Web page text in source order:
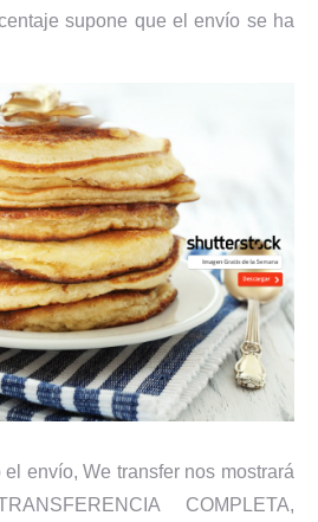
supone que el envío se ha
envío, We transfer nos mostrará
COMPLETA,